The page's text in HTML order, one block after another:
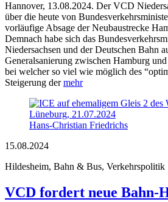
Hannover, 13.08.2024. Der VCD
über die heute von
vorläufige Absage der Neubaustrecke
Demnach habe sich das
Niedersachsen und der Deutschen Bahn
Generalsanierung zwischen Hamburg
bei welcher so viel wie möglich des
Steigerung dermehr
Hans-Christian Friedrichs
15.08.2024
Hildesheim, Bahn & Bus, Verkehrspolitik
VCD fordert neue Bahn-